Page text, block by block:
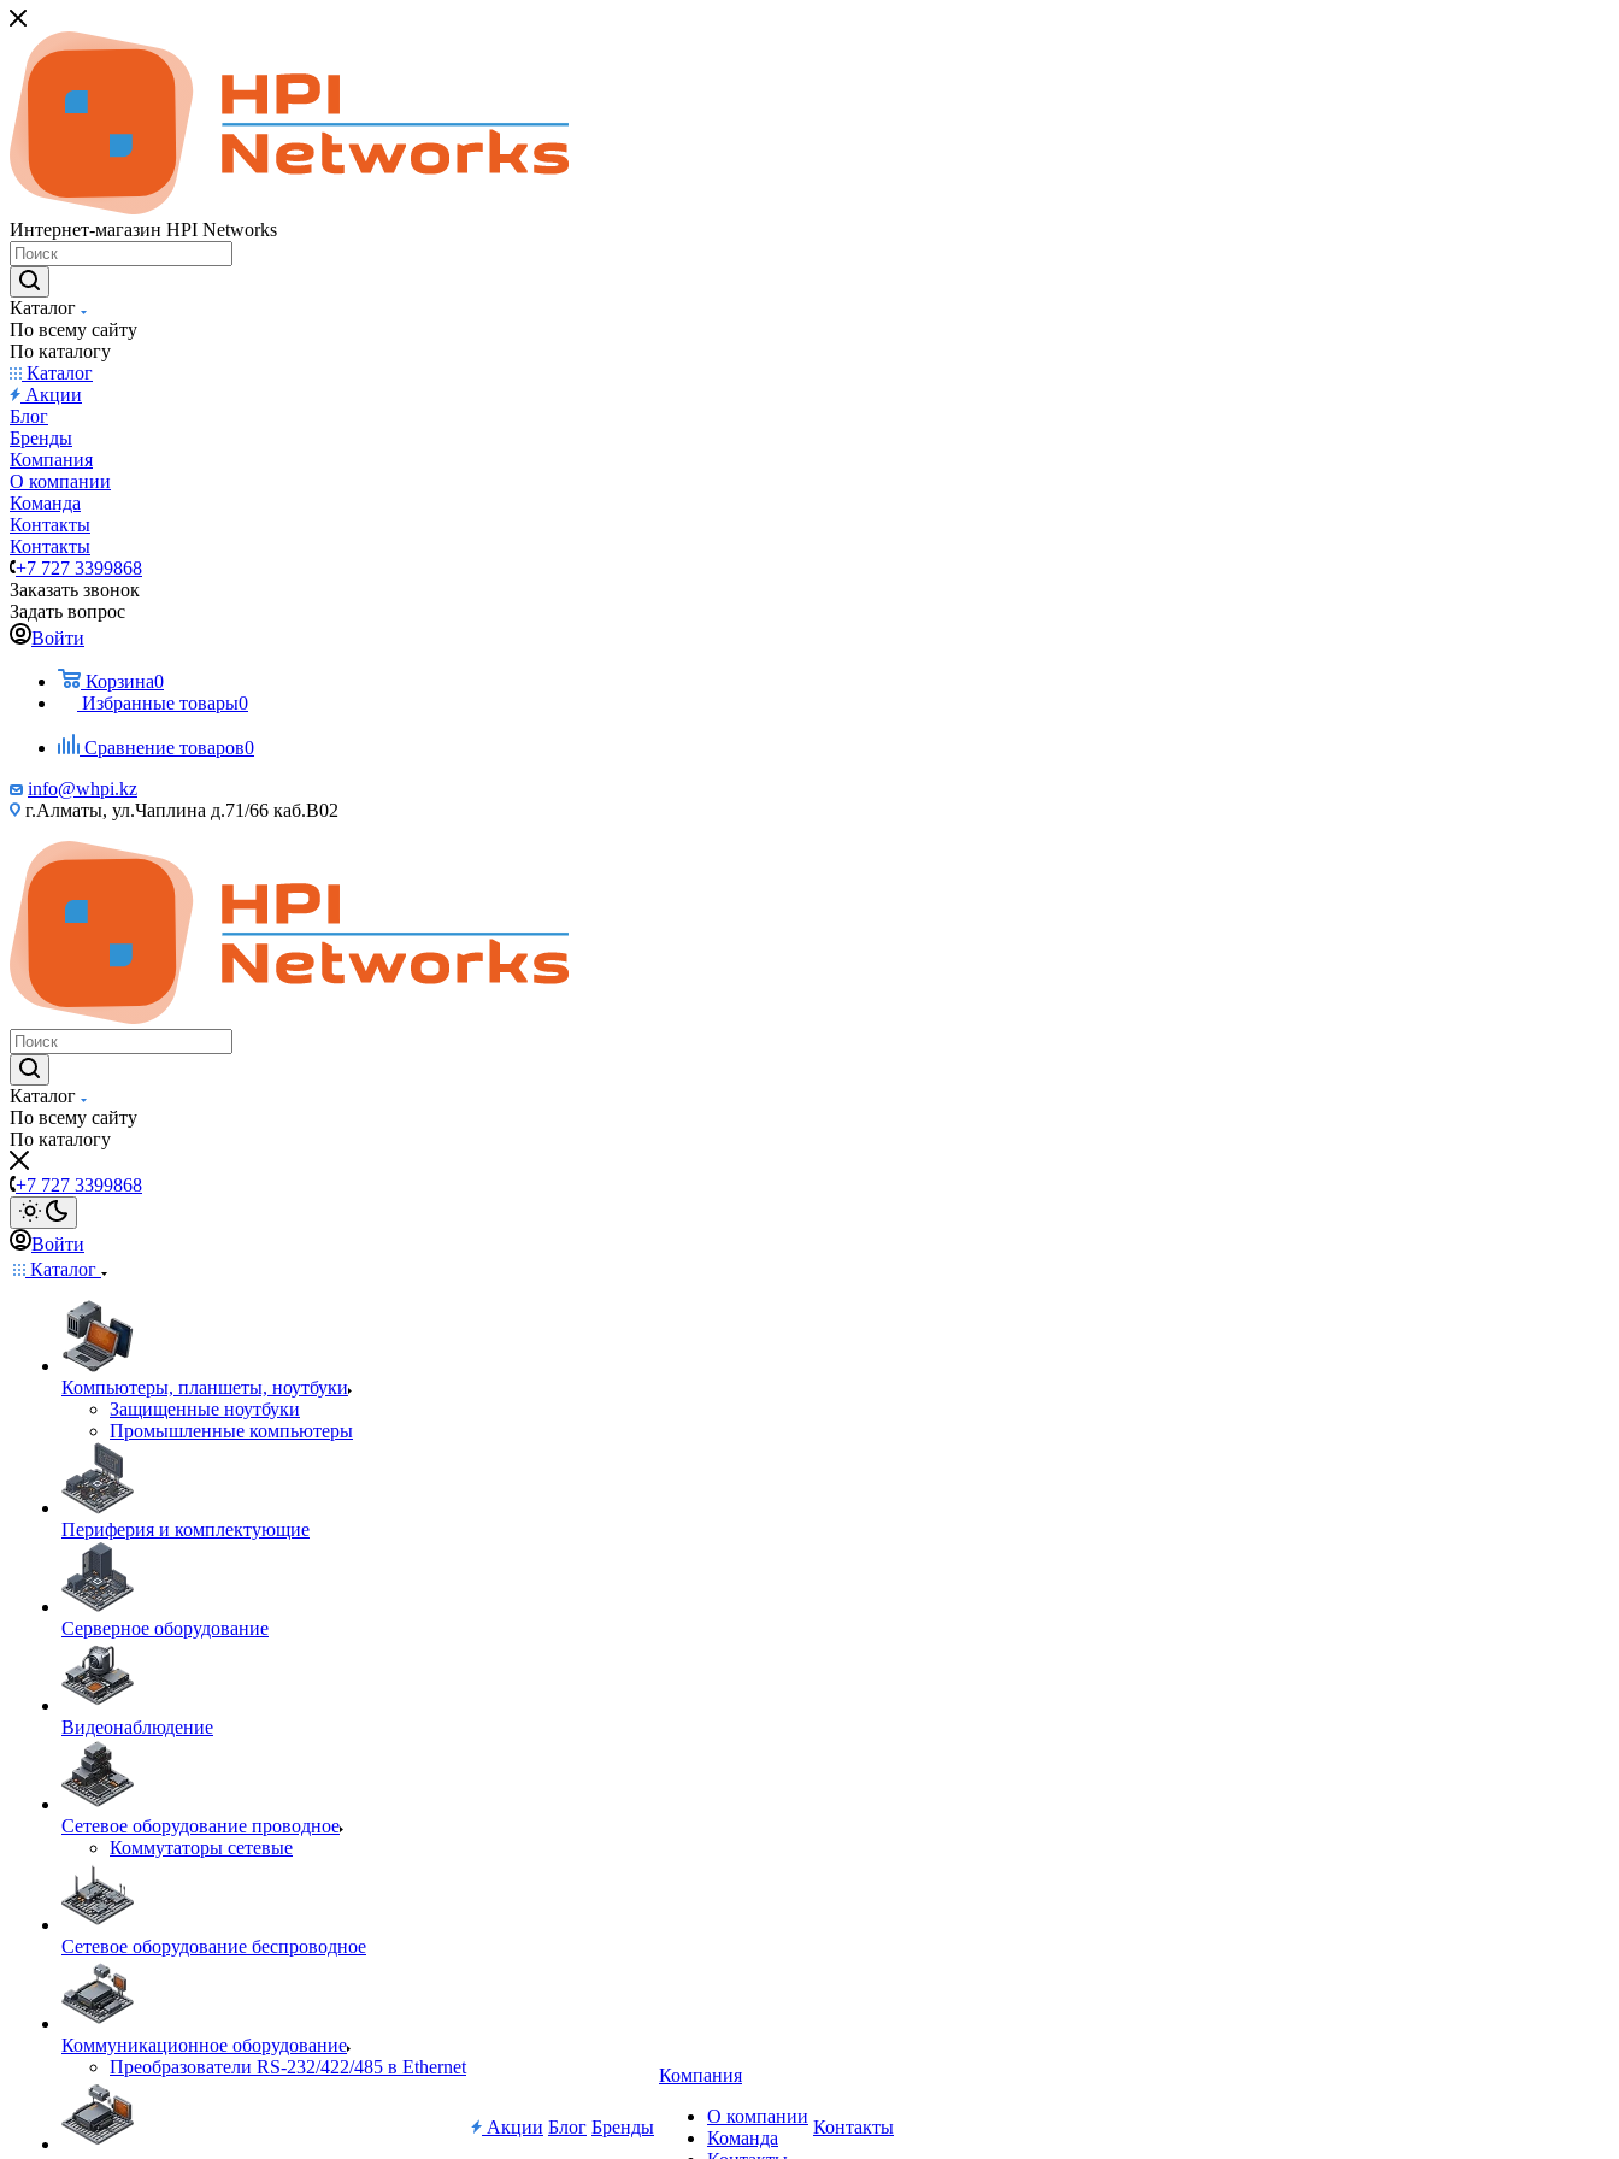
Интернет-магазин HPI Networks
Каталог
По всему сайту
По каталогу
Каталог
Акции
Блог
Бренды
Компания
О компании
Команда
Контакты
Контакты
+7 727 3399868
Заказать звонок
Задать вопрос
Войти
Корзина0
Избранные товары0
Сравнение товаров0
info@whpi.kz
г.Алматы, ул.Чаплина д.71/66 каб.B02
Каталог
По всему сайту
По каталогу
+7 727 3399868
Войти
Каталог
Компьютеры, планшеты, ноутбуки
Защищенные ноутбуки
Промышленные компьютеры
Периферия и комплектующие
Серверное оборудование
Видеонаблюдение
Сетевое оборудование проводное
Коммутаторы сетевые
Сетевое оборудование беспроводное
Коммуникационное оборудование
Преобразователи RS-232/422/485 в Ethernet
Акции Блог Бренды
Компания
О компании
Команда
Контакты